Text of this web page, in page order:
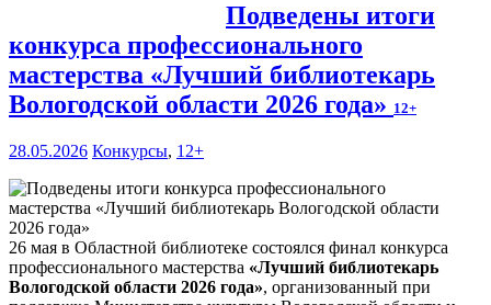
Подведены итоги
конкурса профессионального
мастерства «Лучший библиотекарь
Вологодской области 2026 года» 12+
28.05.2026 Конкурсы, 12+
26 мая в Областной библиотеке состоялся финал конкурса
профессионального мастерства «Лучший библиотекарь
Вологодской области 2026 года», организованный при